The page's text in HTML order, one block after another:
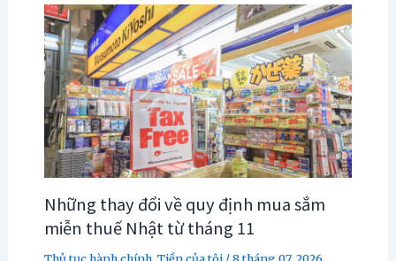
Những thay đổi về quy định mua sắm
miễn thuế Nhật từ tháng 11